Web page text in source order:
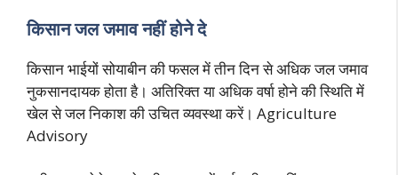
किसान जल जमाव नहीं होने दे
किसान भाईयों सोयाबीन की फसल में तीन दिन से अधिक जल जमाव
नुकसानदायक होता है। अतिरिक्त या अधिक वर्षा होने की स्थिति में
खेल से जल निकाश की उचित व्यवस्था करें। Agriculture
Advisory